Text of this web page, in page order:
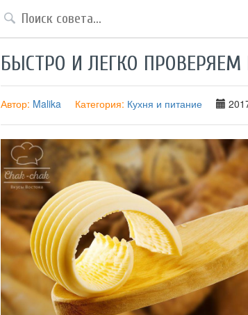
БЫСТРО И ЛЕГКО
Автор: Malika Категория: Кухня и питание